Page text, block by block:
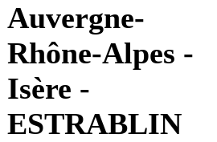
Auvergne-
Rhône-Alpes -
Isère -
ESTRABLIN